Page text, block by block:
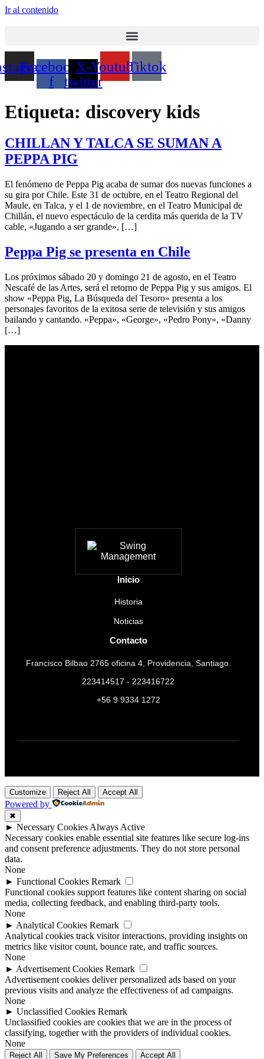
Ir al contenido
Facebook-
f
X-
twitter
YoutubeTiktok
Etiqueta: discovery kids
CHILLAN Y TALCA SE SUMAN A
PEPPA PIG
El fenómeno de Peppa Pig acaba de sumar dos nuevas funciones a
su gira por Chile. Este 31 de octubre, en el Teatro Regional del
Maule, en Talca, y el 1 de noviembre, en el Teatro Municipal de
Chillán, el nuevo espectáculo de la cerdita más querida de la TV
cable, «Jugando a ser grande», […]
Peppa Pig se presenta en Chile
Los próximos sábado 20 y domingo 21 de agosto, en el Teatro
Nescafé de las Artes, será el retorno de Peppa Pig y sus amigos. El
show «Peppa Pig, La Búsqueda del Tesoro» presenta a los
personajes favoritos de la exitosa serie de televisión y sus amigos
bailando y cantando. «Peppa», «George», «Pedro Pony», «Danny
[…]
Inicio
Historia
Noticias
Contacto
Francisco Bilbao 2765 oficina 4, Providencia, Santiago.
223414517 - 223416722
+56 9 9334 1272
Customize Reject All Accept All
Powered by
✖
► Necessary Cookies Always Active
Necessary cookies enable essential site features like secure log-ins
and consent preference adjustments. They do not store personal
data.
None
► Functional Cookies Remark
Functional cookies support features like content sharing on social
media, collecting feedback, and enabling third-party tools.
None
► Analytical Cookies Remark
Analytical cookies track visitor interactions, providing insights on
metrics like visitor count, bounce rate, and traffic sources.
None
► Advertisement Cookies Remark
Advertisement cookies deliver personalized ads based on your
previous visits and analyze the effectiveness of ad campaigns.
None
► Unclassified Cookies Remark
Unclassified cookies are cookies that we are in the process of
classifying, together with the providers of individual cookies.
None
Reject All Save My Preferences Accept All